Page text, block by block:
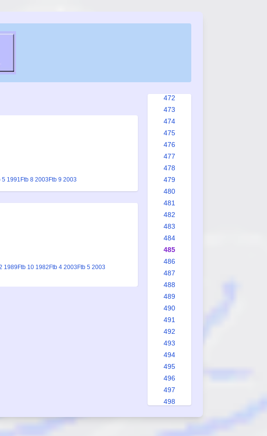
5 1991 Ftb 8 2003 Ftb 9 2003
1989 Ftb 10 1982 Ftb 4 2003 Ftb 5 2003
472
473
474
475
476
477
478
479
480
481
482
483
484
485
486
487
488
489
490
491
492
493
494
495
496
497
498